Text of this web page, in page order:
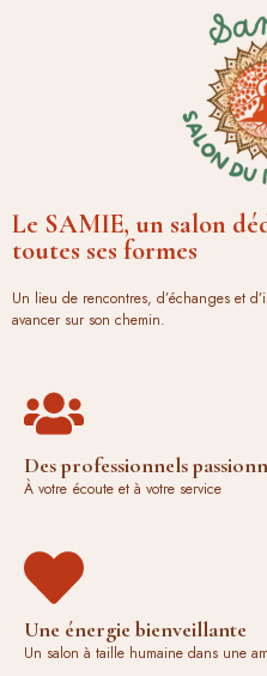
Le SAMIE, un salon
toutes ses formes
Un lieu de rencontres, d’échanges et
avancer sur son chemin.
Des professionnels
À votre écoute et à votre service
Une énergie bienveillante
Un salon à taille humaine dans une